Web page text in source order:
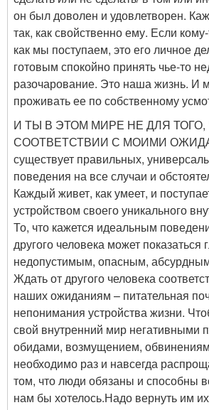
он был доволен и удовлетворен.
так, как свойственно ему. Если
как мы поступаем, это его личное
готовым спокойно принять чье-то
разочарование. Это наша жизнь. И
проживать ее по собственному
И ТЫ В ЭТОМ МИРЕ НЕ ДЛЯ
СООТВЕТСТВИИ С МОИМИ
существует правильных,
поведения на все случаи и
Каждый живет, как умеет, и
устройством своего уникального
То, что кажется идеальным
другого человека может показаться
недопустимым, опасным,
Ждать от другого человека
наших ожиданиям – питательная
непонимания устройства жизни.
свой внутренний мир негативными
обидами, возмущением,
необходимо раз и навсегда
том, что люди обязаны и способны
нам бы хотелось.Надо вернуть им